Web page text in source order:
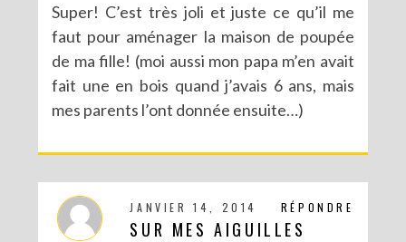
Super! C’est très joli et juste ce qu’il me
faut pour aménager la maison de poupée
de ma fille! (moi aussi mon papa m’en avait
fait une en bois quand j’avais 6 ans, mais
mes parents l’ont donnée ensuite…)
RÉPONDRE
JANVIER 14, 2014
SUR MES AIGUILLES